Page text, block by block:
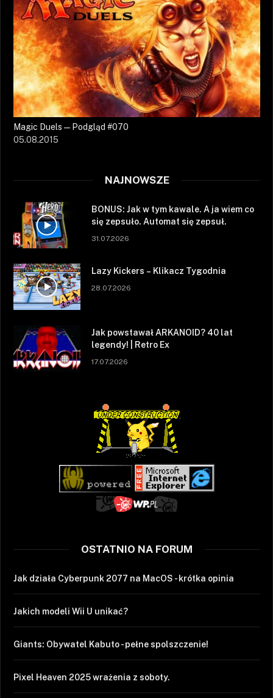
Magic Duels — Podgląd #070
05.08.2015
NAJNOWSZE
BONUS: Jak w tym kawale. A ja wiem co
się zepsuło. Automat się zepsuł.
31.07.2026
Lazy Kickers – Klikacz Tygodnia
28.07.2026
Jak powstawał ARKANOID? 40 lat
legendy! | Retro Ex
17.07.2026
OSTATNIO NA FORUM
Jak działa Cyberpunk 2077 na MacOS - krótka opinia
Jakich modeli Wii U unikać?
Giants: Obywatel Kabuto - pełne spolszczenie!
Pixel Heaven 2025 wrażenia z soboty.